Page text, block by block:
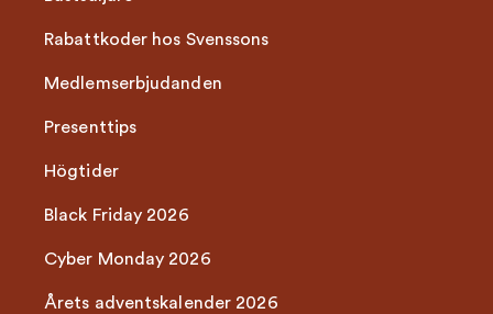
Rabattkoder hos Svenssons
Medlemserbjudanden
Presenttips
Högtider
Black Friday 2026
Cyber Monday 2026
Årets adventskalender 2026